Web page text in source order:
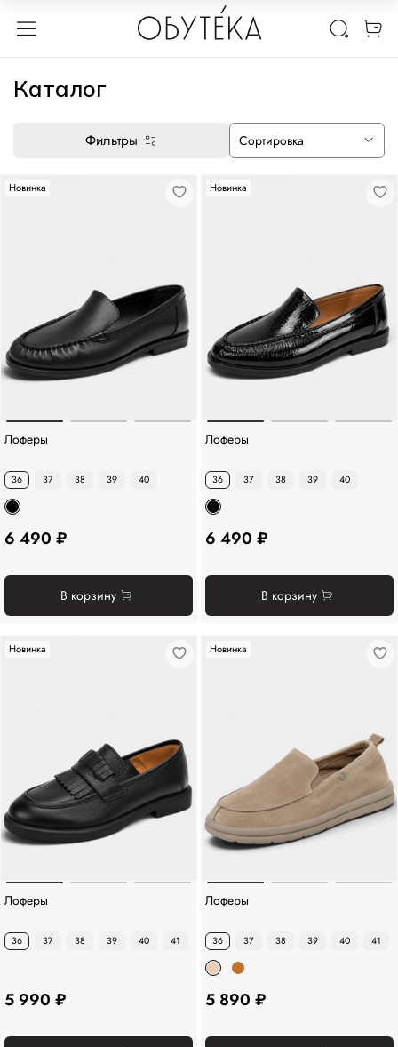
Каталог
Фильтры
Новинка
Лоферы
36 37 38 39 40
6 490 ₽
В корзину
Новинка
Лоферы
36 37 38 39 40
6 490 ₽
В корзину
Новинка
Лоферы
36 37 38 39 40 41
5 990 ₽
Новинка
Лоферы
36 37 38 39 40 41
5 890 ₽